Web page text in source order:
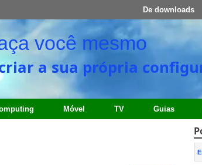
De downloads
você mesmo
a sua própria
Móvel TV Guias